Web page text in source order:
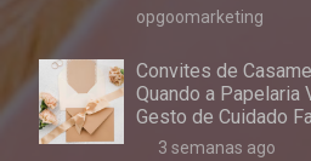
opgoomarketing
Convites de
Quando a Papelaria
Gesto de Cuidado
3 semanas ago